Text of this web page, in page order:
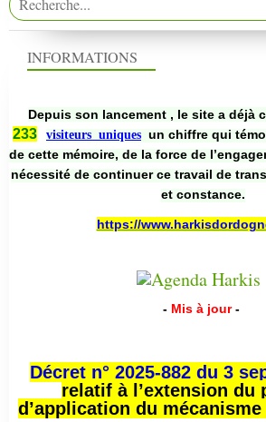
INFORMATIONS
Depuis son lancement , le site a déjà
233
visiteurs uniques un chiffre qui
de cette mémoire, de la force de
nécessité de continuer ce travail de
et constance.
https://
- Mis à jour -
Décret n° 2025-882 du 3
relatif à l’extension du
d’application du